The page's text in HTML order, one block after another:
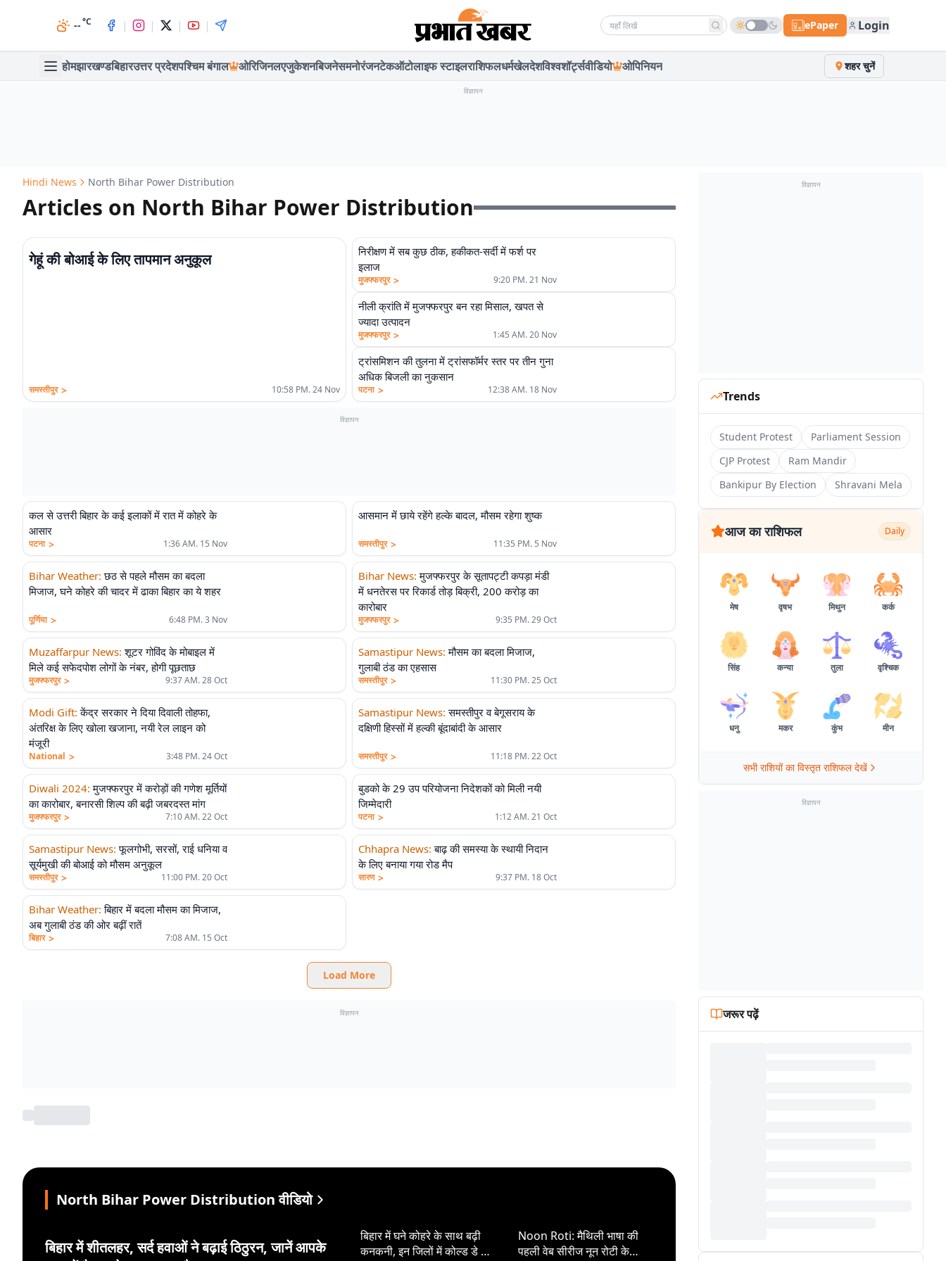
--°C | | | | Search news ePaper Login
होमझारखण्डबिहारउत्तर प्रदेशपश्चिम बंगाल ओरिजिनलएजुकेशनबिजनेसमनोरंजनटेकऑटोलाइफ स्टाइलराशिफलधर्मखेलदेशविश्वशॉर्ट्सवीडियो ओपिनियन शहर चुनें
विज्ञापन
Hindi News North Bihar Power Distribution
Articles on North Bihar Power Distribution
गेहूं की बोआई के लिए तापमान अनुकूल
समस्तीपुर > 10:58 PM. 24 Nov
निरीक्षण में सब कुछ ठीक, हकीकत-सर्दी में फर्श पर
इलाज
मुजफ्फरपुर > 9:20 PM. 21 Nov
नीली क्रांति में मुजफ्फरपुर बन रहा मिसाल, खपत से
ज्यादा उत्पादन
मुजफ्फरपुर > 1:45 AM. 20 Nov
ट्रांसमिशन की तुलना में ट्रांसफॉर्मर स्तर पर तीन गुना
अधिक बिजली का नुकसान
पटना > 12:38 AM. 18 Nov
विज्ञापन
कल से उत्तरी बिहार के कई इलाकों में रात में कोहरे के
आसार
पटना > 1:36 AM. 15 Nov
आसमान में छाये रहेंगे हल्के बादल, मौसम रहेगा शुष्क
समस्तीपुर > 11:35 PM. 5 Nov
Bihar Weather: छठ से पहले मौसम का बदला
मिजाज, घने कोहरे की चादर में ढाका बिहार का ये शहर
पूर्णिया > 6:48 PM. 3 Nov
Bihar News: मुजफ्फरपुर के सूतापट्टी कपड़ा मंडी
में धनतेरस पर रिकार्ड तोड़ बिक्री, 200 करोड़ का
कारोबार
मुजफ्फरपुर > 9:35 PM. 29 Oct
Muzaffarpur News: शूटर गोविंद के मोबाइल में
मिले कई सफेदपोश लोगों के नंबर, होगी पूछताछ
मुजफ्फरपुर > 9:37 AM. 28 Oct
Samastipur News: मौसम का बदला मिजाज,
गुलाबी ठंड का एहसास
समस्तीपुर > 11:30 PM. 25 Oct
Modi Gift: केंद्र सरकार ने दिया दिवाली तोहफा,
अंतरिक्ष के लिए खोला खजाना, नयी रेल लाइन को
मंजूरी
National > 3:48 PM. 24 Oct
Samastipur News: समस्तीपुर व बेगूसराय के
दक्षिणी हिस्सों में हल्की बूंदाबांदी के आसार
समस्तीपुर > 11:18 PM. 22 Oct
Diwali 2024: मुजफ्फरपुर में करोड़ों की गणेश मूर्तियों
का कारोबार, बनारसी शिल्प की बढ़ी जबरदस्त मांग
मुजफ्फरपुर > 7:10 AM. 22 Oct
बुडको के 29 उप परियोजना निदेशकों को मिली नयी
जिम्मेदारी
पटना > 1:12 AM. 21 Oct
Samastipur News: फूलगोभी, सरसों, राई धनिया व
सूर्यमुखी की बोआई को मौसम अनुकूल
समस्तीपुर > 11:00 PM. 20 Oct
Chhapra News: बाढ़ की समस्या के स्थायी निदान
के लिए बनाया गया रोड मैप
सारण > 9:37 PM. 18 Oct
Bihar Weather: बिहार में बदला मौसम का मिजाज,
अब गुलाबी ठंड की ओर बढ़ीं रातें
बिहार > 7:08 AM. 15 Oct
Load More
विज्ञापन
North Bihar Power Distribution वीडियो
बिहार में शीतलहर, सर्द हवाओं ने बढ़ाई ठिठुरन, जानें आपके
बिहार में घने कोहरे के साथ बढ़ी
कनकनी, इन जिलों में कोल्ड डे की
Noon Roti: मैथिली भाषा की
पहली वेब सीरीज नून रोटी के
विज्ञापन
Trends
Student Protest
Parliament Session
CJP Protest
Ram Mandir
Bankipur By Election
Shravani Mela
आज का राशिफल Daily
मेष वृषभ मिथुन कर्क
सिंह कन्या तुला वृश्चिक
धनु मकर कुंभ मीन
सभी राशियों का विस्तृत राशिफल देखें
विज्ञापन
जरूर पढ़ें